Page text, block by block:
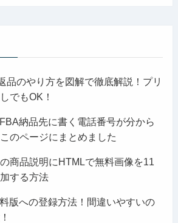
品のやり方を図解で徹底解説！プリ
でもOK！
納品先に書く電話番号が分から
のページにまとめました
商品説明にHTMLで無料画像を11
する方法
版への登録方法！間違いやすいの